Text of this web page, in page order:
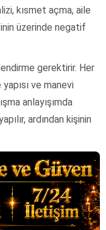
kısmet açma, aile
üzerinde negatif
gerektirir. Her
ve manevi
anlayışımda
ardından kişinin